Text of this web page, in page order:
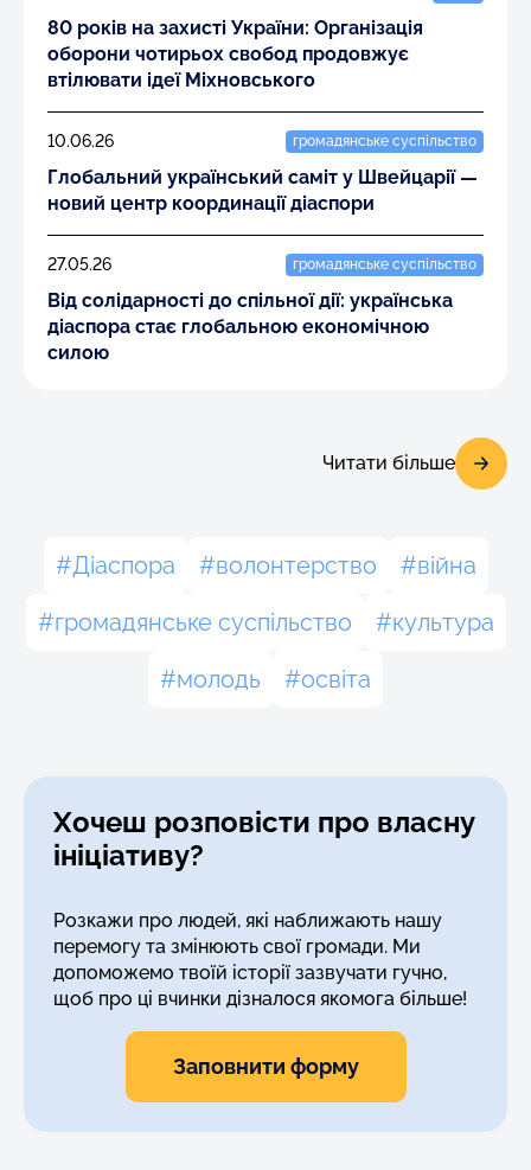
80 років на захисті України: Організація
оборони чотирьох свобод продовжує
втілювати ідеї Міхновського
10.06.26 громадянське суспільство
Глобальний український саміт у Швейцарії —
новий центр координації діаспори
27.05.26 громадянське суспільство
Від солідарності до спільної дії: українська
діаспора стає глобальною економічною
силою
Читати більше
Діаспора волонтерство
війна
громадянське суспільство
культура
молодь
освіта
Хочеш розповісти про власну
ініціативу?
Розкажи про людей, які наближають нашу
перемогу та змінюють свої громади. Ми
допоможемо твоїй історії зазвучати гучно,
щоб про ці вчинки дізналося якомога більше!
Заповнити форму